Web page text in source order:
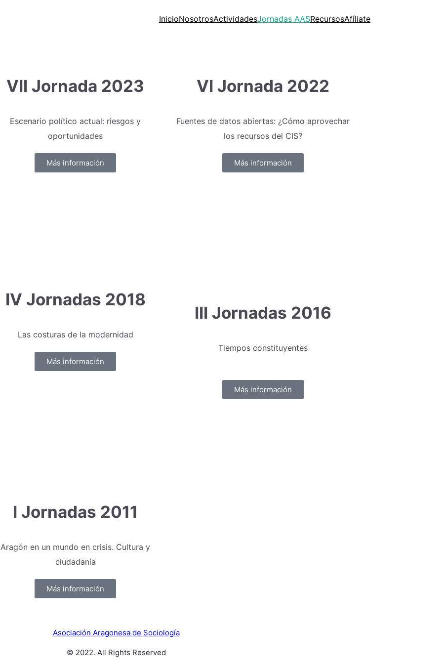
InicioNosotrosActividadesJornadas AASRecursosAfíliate
VII Jornada 2023
Escenario político actual: riesgos y
oportunidades
Más información
VI Jornada 2022
Fuentes de datos abiertas: ¿Cómo aprovechar
los recursos del CIS?
Más información
IV Jornadas 2018
Las costuras de la modernidad
Más información
III Jornadas 2016
Tiempos constituyentes
Más información
I Jornadas 2011
Aragón en un mundo en crisis. Cultura y
ciudadanía
Más información
Asociación Aragonesa de Sociología
© 2022. All Rights Reserved